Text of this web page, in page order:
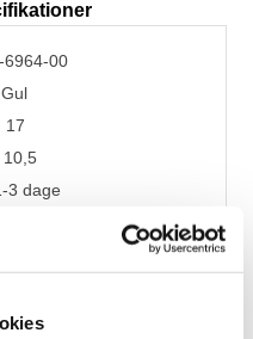
6964-00
Gul
17
10,5
3 dage